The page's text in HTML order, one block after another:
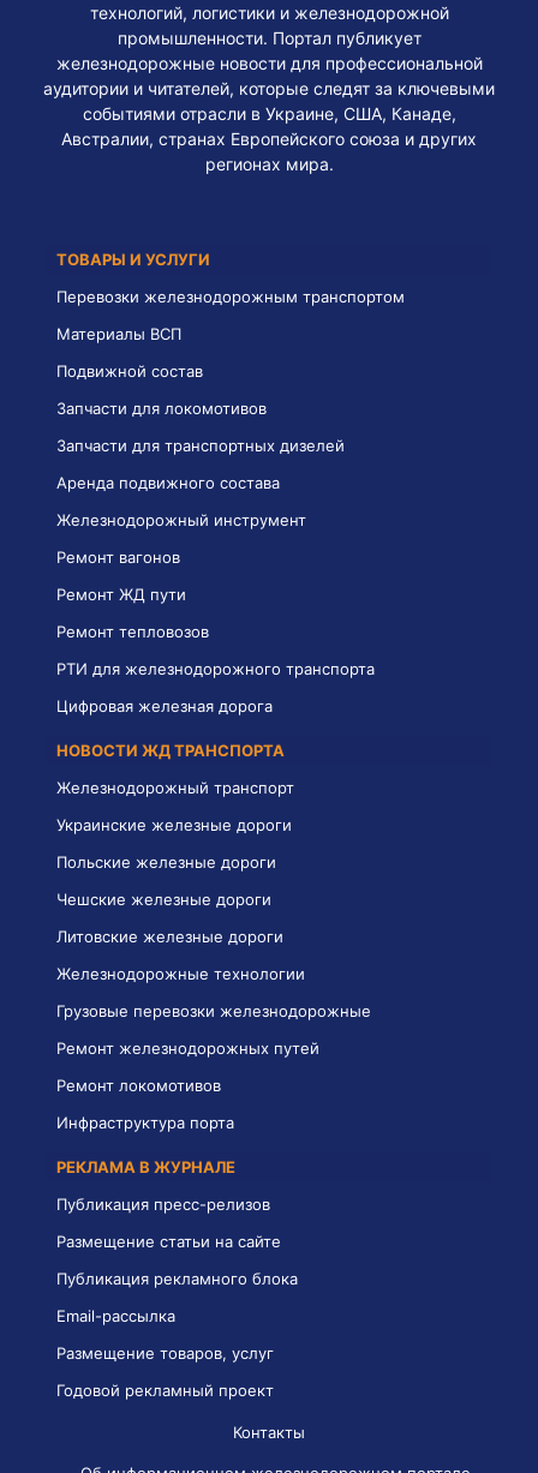
технологий, логистики и железнодорожной
промышленности. Портал публикует
железнодорожные новости для профессиональной
аудитории и читателей, которые следят за ключевыми
событиями отрасли в Украине, США, Канаде,
Австралии, странах Европейского союза и других
регионах мира.
ТОВАРЫ И УСЛУГИ
Перевозки железнодорожным транспортом
Материалы ВСП
Подвижной состав
Запчасти для локомотивов
Запчасти для транспортных дизелей
Аренда подвижного состава
Железнодорожный инструмент
Ремонт вагонов
Ремонт ЖД пути
Ремонт тепловозов
РТИ для железнодорожного транспорта
Цифровая железная дорога
НОВОСТИ ЖД ТРАНСПОРТА
Железнодорожный транспорт
Украинские железные дороги
Польские железные дороги
Чешские железные дороги
Литовские железные дороги
Железнодорожные технологии
Грузовые перевозки железнодорожные
Ремонт железнодорожных путей
Ремонт локомотивов
Инфраструктура порта
РЕКЛАМА В ЖУРНАЛЕ
Публикация пресс-релизов
Размещение статьи на сайте
Публикация рекламного блока
Email-рассылка
Размещение товаров, услуг
Годовой рекламный проект
Контакты